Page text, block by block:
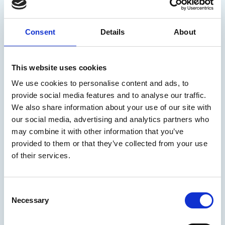
Consent Details About
This website uses cookies
We use cookies to personalise content and ads, to
provide social media features and to analyse our traffic.
We also share information about your use of our site with
our social media, advertising and analytics partners who
may combine it with other information that you’ve
provided to them or that they’ve collected from your use
of their services.
Selection
Necessary
21.07.2026/Uutinen
Arctia on myynyt
kanavaliiketoimintansa NRC Group
Finland Oy:lle
Jatkossa Arctia keskittyy entistä vahvemmin
erityistehtävän hoitoon sekä liiketoiminnan
17.07.2026